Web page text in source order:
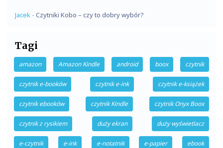
Jacek - Czytniki Kobo – czy to dobry wybór?
Tagi
amazon Amazon Kindle android boox czytnik
czytnik e-booków czytnik e-ink czytnik e-książek
czytnik ebooków czytnik Kindle czytnik Onyx Boox
czytnik z rysikiem duży ekran duży wyświetlacz
e-czytnik e-ink e-notatnik e-papier ebook